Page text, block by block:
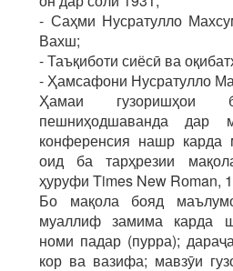
- Саҳми Нусратулло
Вахш;
- Таъқиботи сиёсӣ ва
- Ҳамсафони Нусратулло
Ҳамаи гузоришҳои
пешниҳодшаванда дар
конференсия нашр карда
оид ба тарҳрезии
ҳуруфи Times New Rоman,
Бо мақола бояд
муаллиф замима карда
номи падар (пурра);
кор ва вазифа; мавзӯи